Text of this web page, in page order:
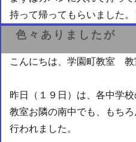
持って帰ってもらいました。
色々ありましたが
こんにちは、学園町教室 教
昨日（１９日）は、各中学校
教室お隣の南中でも、もち
行われました。